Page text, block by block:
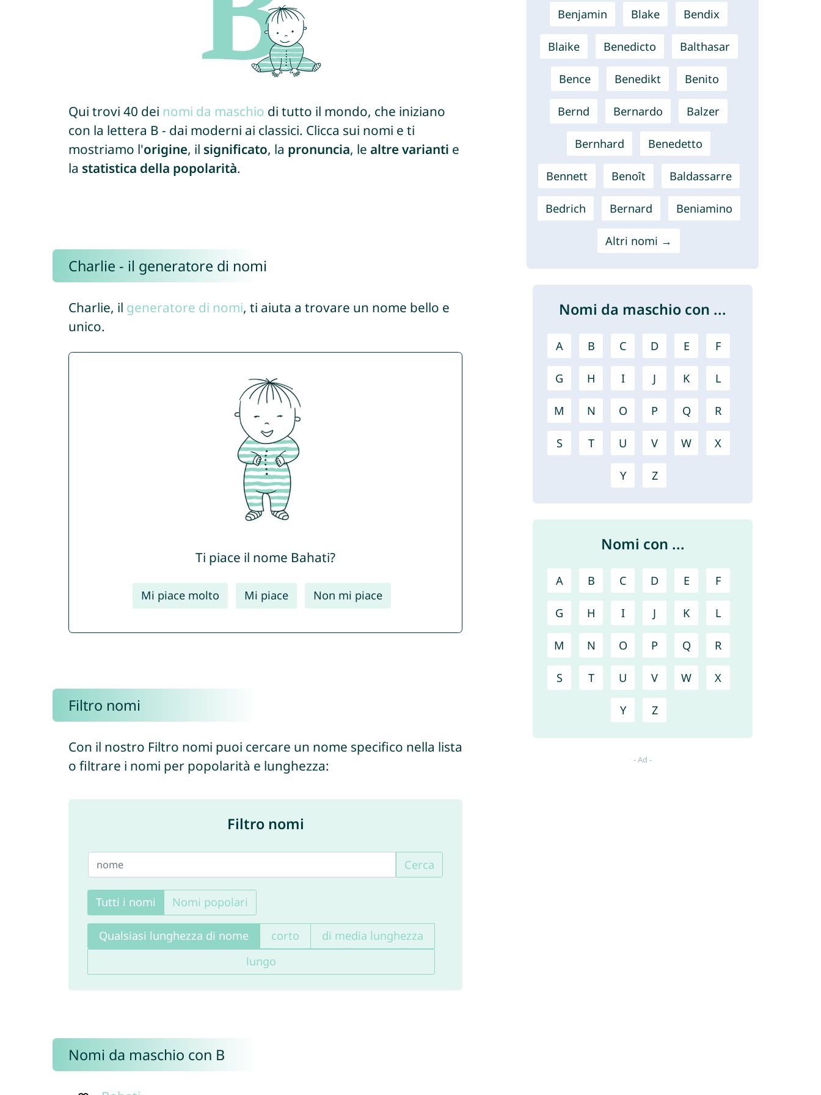
Qui trovi 40 dei nomi da maschio di tutto il mondo, che iniziano
con la lettera B - dai moderni ai classici. Clicca sui nomi e ti
mostriamo l'origine, il significato, la pronuncia, le altre varianti e
la statistica della popolarità.
Charlie - il generatore di nomi
Charlie, il generatore di nomi, ti aiuta a trovare un nome bello e
unico.
Ti piace il nome Bahati?
Mi piace molto Mi piace Non mi piace
Filtro nomi
Con il nostro Filtro nomi puoi cercare un nome specifico nella lista
o filtrare i nomi per popolarità e lunghezza:
Filtro nomi
Cerca
Tutti i nomi Nomi popolari
Qualsiasi lunghezza di nome corto
di media lunghezza
lungo
Nomi da maschio con B
Benjamin Blake Bendix
Blaike Benedicto Balthasar
Bence Benedikt Benito
Bernd Bernardo Balzer
Bernhard Benedetto
Bennett Benoît Baldassarre
Bedrich Bernard Beniamino
Altri nomi →
Nomi da maschio con ...
A B C D E F
G H I J K L
M N O P Q R
S T U V W X
Y Z
Nomi con ...
A B C D E F
G H I J K L
M N O P Q R
S T U V W X
Y Z